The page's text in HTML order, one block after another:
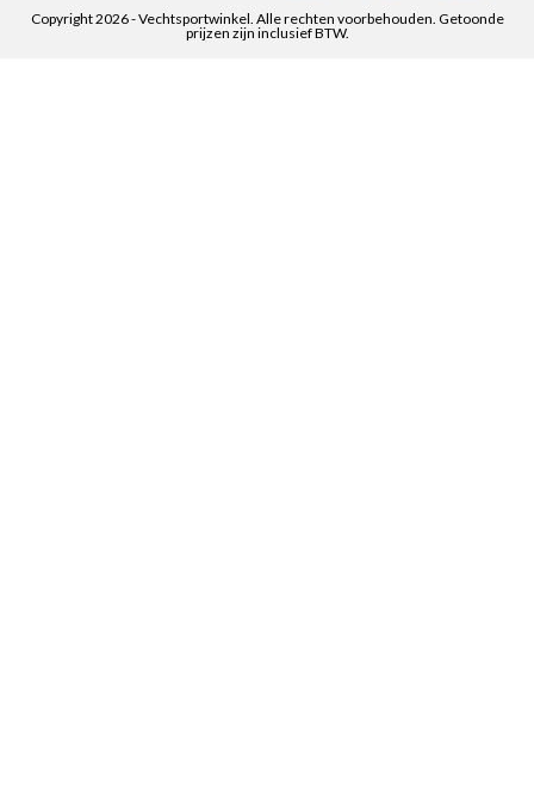
Copyright 2026 - Vechtsportwinkel. Alle rechten voorbehouden. Getoonde
prijzen zijn inclusief BTW.